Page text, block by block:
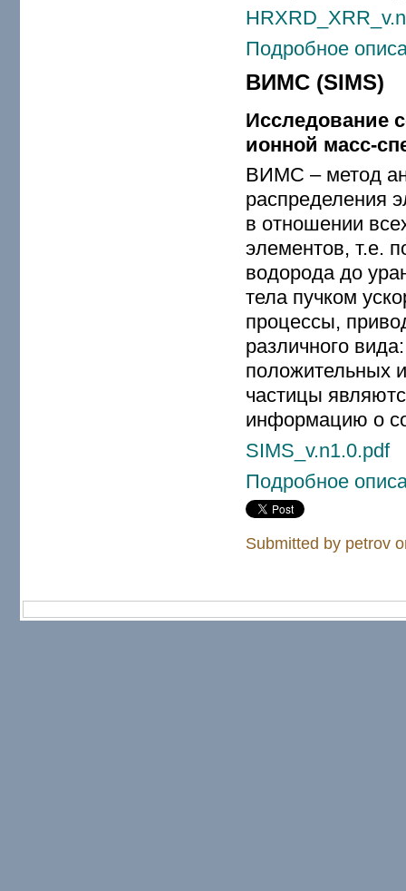
Подробное
ВИМС (SIMS)
Исследование
ионной масс-
ВИМС – метод
распределения
в отношении
элементов, т.е.
водорода до
тела пучком
процессы,
различного
положительных
частицы
информацию о
SIMS_v.n1.0.pdf
Подробное
Submitted by petrov